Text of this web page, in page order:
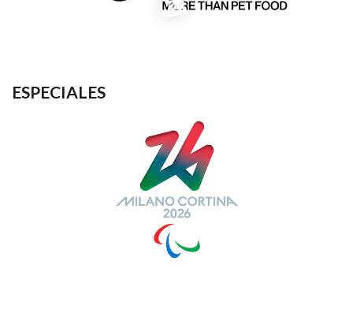
ESPECIALES